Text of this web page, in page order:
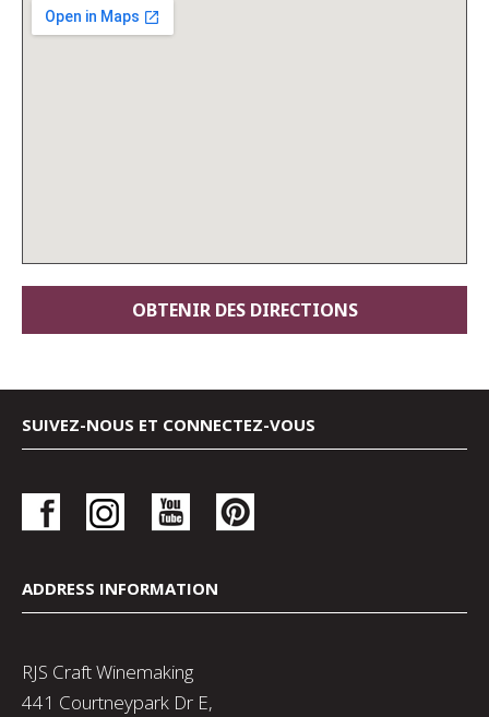
SUIVEZ-NOUS ET CONNECTEZ-VOUS
ADDRESS INFORMATION
RJS Craft Winemaking
441 Courtneypark Dr E,